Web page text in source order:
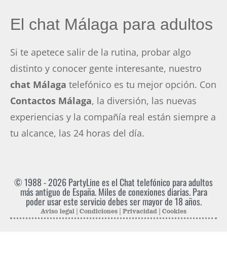
El chat Málaga para adultos
Si te apetece salir de la rutina, probar algo
distinto y conocer gente interesante, nuestro
chat Málaga telefónico es tu mejor opción. Con
Contactos Málaga, la diversión, las nuevas
experiencias y la compañía real están siempre a
tu alcance, las 24 horas del día.
Aviso legal Condiciones Privacidad Cookies
© 1988 - 2026PartyLinees el Chat telefónico para adultos
más antiguo de España. Miles de conexiones diarias. Para
poder usar este servicio debes ser mayor de 18 años.